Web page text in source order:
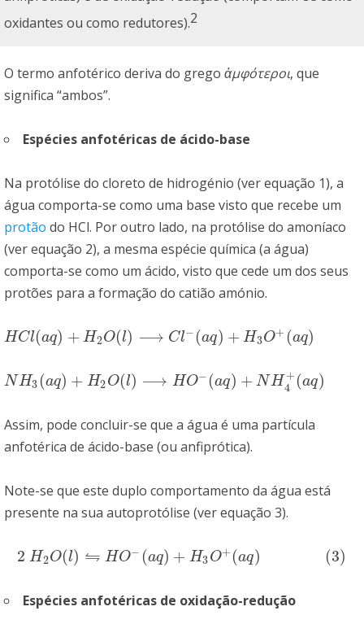
oxidantes ou como redutores).2
O termo anfotérico deriva do grego ἀμφότεροι, que
significa “ambos”.
Espécies anfotéricas de ácido-base
Na protólise do cloreto de hidrogénio (ver equação 1), a
água comporta-se como uma base visto que recebe um
protão do HCl. Por outro lado, na protólise do amoníaco
(ver equação 2), a mesma espécie química (a água)
comporta-se como um ácido, visto que cede um dos seus
protões para a formação do catião amónio.
HCl(aq) + H2O(l) ⟶ Cl− (aq) + H3O+ (aq)
HCl(aq)+H 2O (l)⟶Cl− aq)+H3O+(aq)( 1)
NH3 (aq) + H2O(l) ⟶ HO− (aq) + NH +
4 (aq)
NH3(aq)+H2O(l)⟶HO −(aq) +NH4+(aq) 2)
Assim, pode concluir-se que a água é uma partícula
anfotérica de ácido-base (ou anfiprótica).
Note-se que este duplo comportamento da água está
presente na sua autoprotólise (ver equação 3).
2 H2O(l) ⇋ HO− (aq) + H3O+ (aq) (3)
2 H2O(l)⇋HO− (aq)+H3O+ aq )(3)
Espécies anfotéricas de oxidação-redução